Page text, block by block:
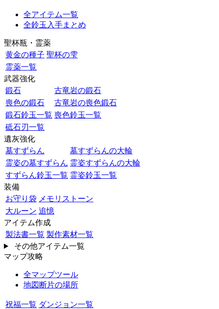
全アイテム一覧
全鈴玉入手まとめ
聖杯瓶・霊薬
黄金の種子 聖杯の雫
霊薬一覧
武器強化
鍛石
古竜岩の鍛石
喪色の鍛石
古竜岩の喪色鍛石
鍛石鈴玉一覧 喪色鈴玉一覧
砥石刃一覧
遺灰強化
墓すずらん
墓すずらんの大輪
霊姿の墓すずらん 霊姿すずらんの大輪
すずらん鈴玉一覧 霊姿鈴玉一覧
装備
お守り袋 メモリストーン
大ルーン 追憶
アイテム作成
製法書一覧 製作素材一覧
その他アイテム一覧
マップ攻略
全マップツール
地図断片の場所
祝福一覧 ダンジョン一覧